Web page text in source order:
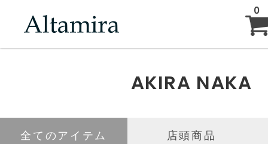
0
ABOUT
AKIRA NAKA
全てのアイテム 店頭商品